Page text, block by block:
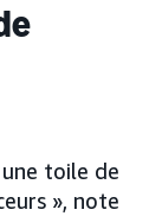
toile de
», note